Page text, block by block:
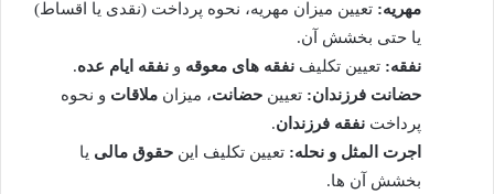
مهریه: تعیین میزان مهریه، نحوه پرداخت (نقدی یا اقساط)
یا حتی بخشش آن.
نفقه: تعیین تکلیف نفقه های معوقه و نفقه ایام عده.
حضانت فرزندان: تعیین حضانت، میزان ملاقات و نحوه
پرداخت نفقه فرزندان.
اجرت المثل و نحله: تعیین تکلیف این حقوق مالی یا
بخشش آن ها.